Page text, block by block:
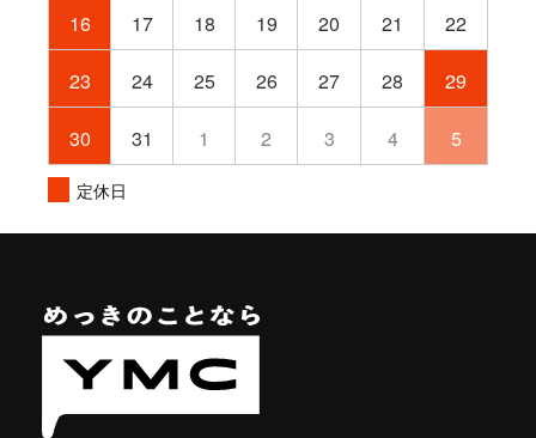
16 17 18 19 20 21 22
23 24 25 26 27 28 29
30 31 1 2 3 4 5
定休日